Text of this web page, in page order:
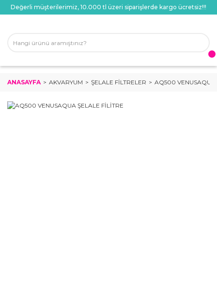
Değerli müşterilerimiz, 10.000 tl üzeri siparişlerde kargo ücretsiz!!!
ANASAYFA AKVARYUM ŞELALE FILTRELER AQ500 VENUSAQUA